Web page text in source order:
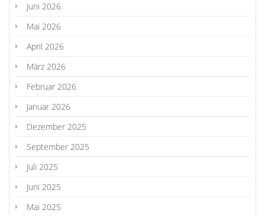
Juni 2026
Mai 2026
April 2026
März 2026
Februar 2026
Januar 2026
Dezember 2025
September 2025
Juli 2025
Juni 2025
Mai 2025